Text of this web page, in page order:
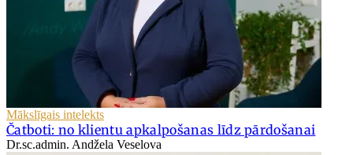
Mākslīgais intelekts
Čatboti: no klientu apkalpošanas līdz pārdošanai
Dr.sc.admin. Andžela Veselova